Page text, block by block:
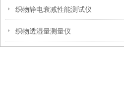
织物静电衰减性能测试仪
织物透湿量测量仪